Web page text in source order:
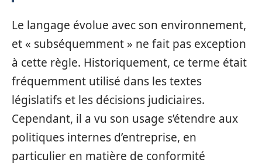
Le langage évolue avec son environnement,
et « subséquemment » ne fait pas exception
à cette règle. Historiquement, ce terme était
fréquemment utilisé dans les textes
législatifs et les décisions judiciaires.
Cependant, il a vu son usage s’étendre aux
politiques internes d’entreprise, en
particulier en matière de conformité